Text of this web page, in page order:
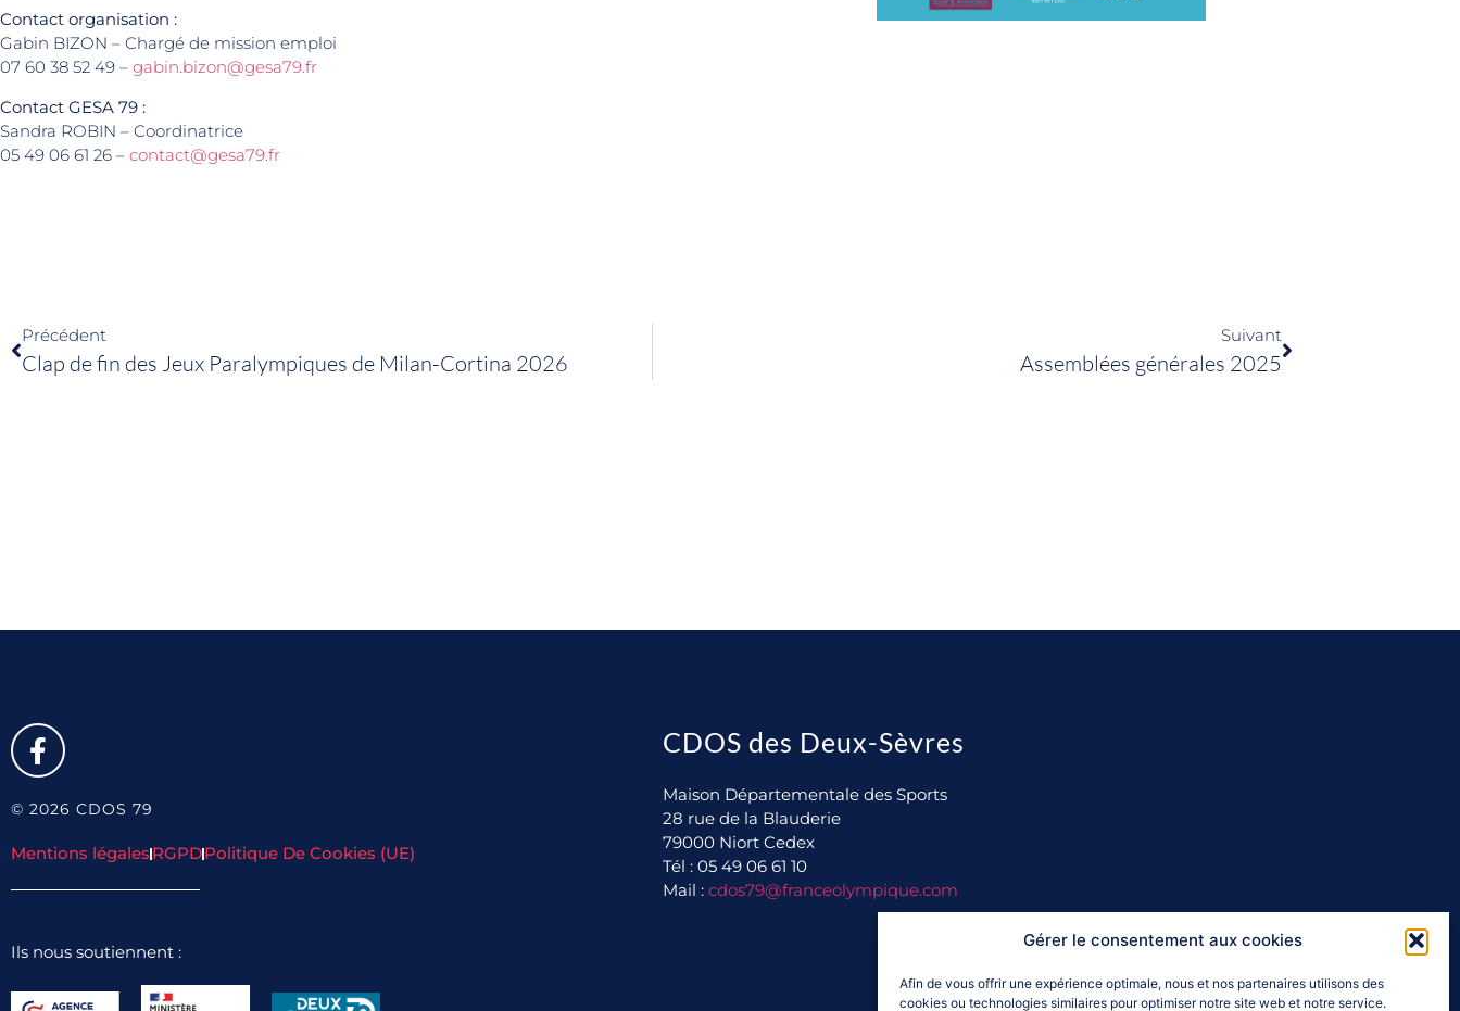
Gérer le consentement aux cookies
Afin de vous offrir une expérience optimale, nous et nos partenaires utilisons des
cookies ou technologies similaires pour optimiser notre site web et notre service.
Contact organisation :
Gabin BIZON – Chargé de mission emploi
07 60 38 52 49 – gabin.bizon@gesa79.fr
Contact GESA 79 :
Sandra ROBIN – Coordinatrice
05 49 06 61 26 – contact@gesa79.fr
Précédent
Clap de fin des Jeux Paralympiques de Milan-Cortina 2026
Suivant
Assemblées générales 2025
© 2026 CDOS 79
Mentions légales RGPDPolitique De Cookies (UE)
CDOS des Deux-Sèvres
Maison Départementale des Sports
28 rue de la Blauderie
79000 Niort Cedex
Tél : 05 49 06 61 10
Mail : cdos79@franceolympique.com
Ils nous soutiennent :